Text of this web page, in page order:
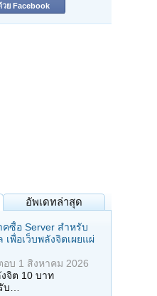
วย Facebook
อัพเดทล่าสุด
ซื้อ Server สำหรับ
เพื่อเว็บพลังจิตเผยแผ่
อบ 1 สิงหาคม 2026
จิต 10 บาท
บ…